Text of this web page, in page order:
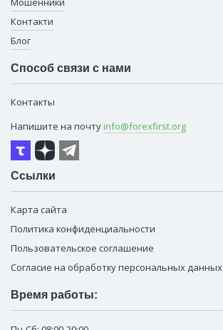
Контакти
Блог
Способ связи с нами
Контакты
Напишите на почту info@forexfirst.org
Ссылки
Карта сайта
Политика конфиденциальности
Пользовательское соглашение
Согласие на обработку персональных данных
Время работы: